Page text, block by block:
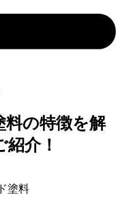
料の特徴を解
介！
塗料